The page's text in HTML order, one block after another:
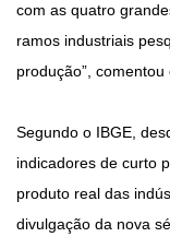
com as quatro
ramos industriais
produção”, comentou
Segundo o IBGE,
indicadores de curto
produto real das
divulgação da nova